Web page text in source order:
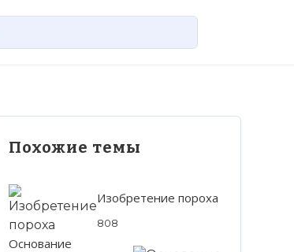
Похожие темы
Изобретение пороха
808
Основание